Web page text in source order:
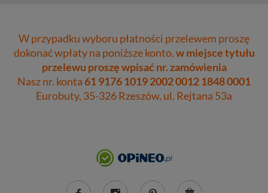
W przypadku wyboru płatności przelewem proszę
dokonać wpłaty na poniższe konto,w miejsce tytułu
przelewu proszę wpisać nr. zamówienia
Nasz nr. konta61 9176 1019 2002 0012 1848 0001
Eurobuty, 35-326 Rzeszów, ul. Rejtana 53a